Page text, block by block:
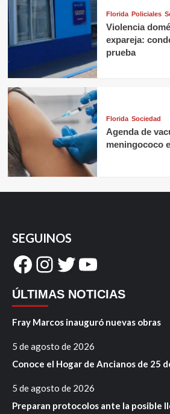
Florida Policiales
Violencia
expareja:
prueba
Florida Sociedad
Agenda de
meningococo
SEGUINOS
Facebook
Instagram
Twitter
YouTube
ÚLTIMAS NOTICIAS
Fray Marcos inauguró nuevas obras
5 de agosto de 2026
Conoce el Hogar de Ancianos de 25
5 de agosto de 2026
Preparan protocolos ante la posible